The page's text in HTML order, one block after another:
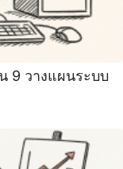
9 วางแผนระบบ